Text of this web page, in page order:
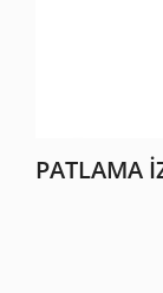
PATLAMA